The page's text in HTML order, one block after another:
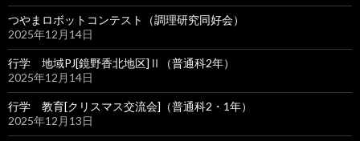
つやまロボットコンテスト（調理研究同好会）
2025年12月14日
行学 地域PJ[鏡野香北地区]Ⅱ（普通科2年）
2025年12月14日
行学 教育[クリスマス交流会]（普通科2・1年）
2025年12月13日